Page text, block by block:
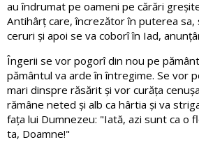
au îndrumat pe oameni pe cărări
Antihârț care, încrezător în puterea sa,
ceruri și apoi se va coborî în Iad,
Îngerii se vor pogorî din nou pe
pământul va arde în întregime. Se vor
mari dinspre răsărit și vor curăța
rămâne neted și alb ca hârtia și va
fața lui Dumnezeu: "Iată, azi sunt ca o
ta, Doamne!"